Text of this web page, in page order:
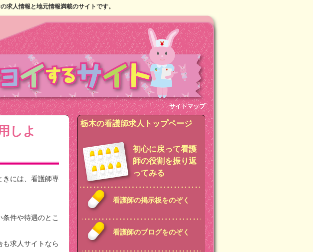
求人情報と地元情報満載のサイトです。
サイトマップ
しよ
きには、看護師専
件や待遇のとこ
求人サイトなら
栃木の看護師求人トップページ
初心に戻って看護
師の役割を振り返
ってみる
看護師の掲示板をのぞく
看護師のブログをのぞく